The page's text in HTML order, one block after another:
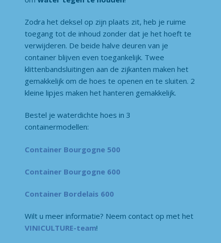
Zodra het deksel op zijn plaats zit, heb je ruime
toegang tot de inhoud zonder dat je het hoeft te
verwijderen. De beide halve deuren van je
container blijven even toegankelijk. Twee
klittenbandsluitingen aan de zijkanten maken het
gemakkelijk om de hoes te openen en te sluiten. 2
kleine lipjes maken het hanteren gemakkelijk.
Bestel je waterdichte hoes in 3
containermodellen:
Container Bourgogne 500
Container Bourgogne 600
Container Bordelais 600
Wilt u meer informatie? Neem contact op met het
VINICULTURE-team!